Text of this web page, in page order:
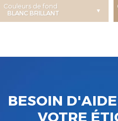
Couleurs de fond
BESOIN
VOTRE